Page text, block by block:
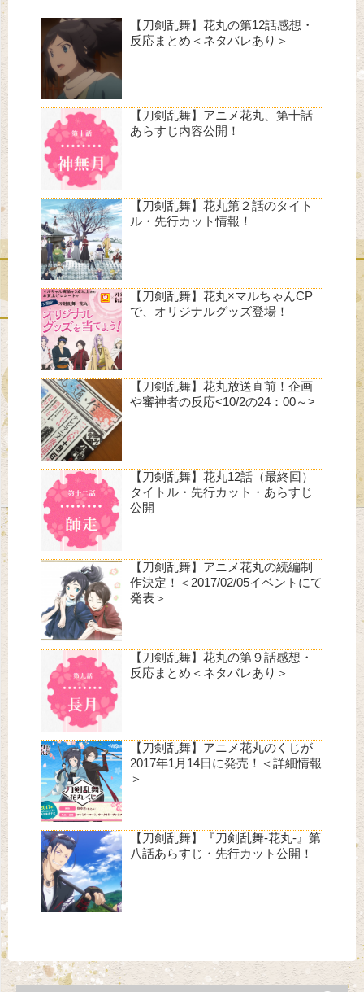
【刀剣乱舞】花丸の第12話感想・
反応まとめ＜ネタバレあり＞
【刀剣乱舞】アニメ花丸、第十話
あらすじ内容公開！
【刀剣乱舞】花丸第２話のタイト
ル・先行カット情報！
【刀剣乱舞】花丸×マルちゃんCP
で、オリジナルグッズ登場！
【刀剣乱舞】花丸放送直前！企画
や審神者の反応<10/2の24：00～>
【刀剣乱舞】花丸12話（最終回）
タイトル・先行カット・あらすじ
公開
【刀剣乱舞】アニメ花丸の続編制
作決定！＜2017/02/05イベントにて
発表＞
【刀剣乱舞】花丸の第９話感想・
反応まとめ＜ネタバレあり＞
【刀剣乱舞】アニメ花丸のくじが
2017年1月14日に発売！＜詳細情報
＞
【刀剣乱舞】『刀剣乱舞-花丸-』第
八話あらすじ・先行カット公開！